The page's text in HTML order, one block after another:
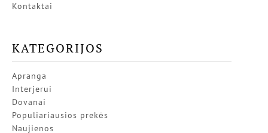
Kontaktai
KATEGORIJOS
Apranga
Interjerui
Dovanai
Populiariausios prekės
Naujienos